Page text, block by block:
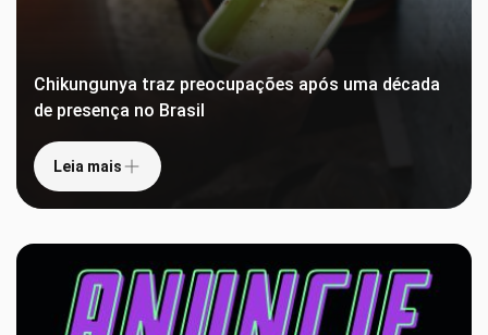
Chikungunya traz preocupações após uma década
de presença no Brasil
Leia mais